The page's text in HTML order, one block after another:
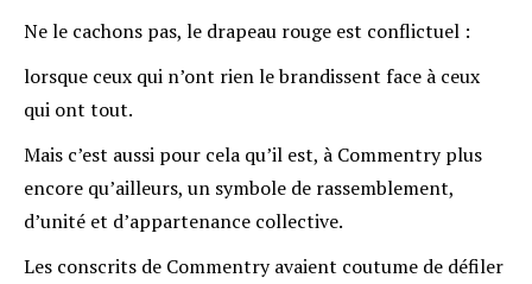
Ne le cachons pas, le drapeau rouge est conflictuel :
lorsque ceux qui n’ont rien le brandissent face à ceux
qui ont tout.
Mais c’est aussi pour cela qu’il est, à Commentry plus
encore qu’ailleurs, un symbole de rassemblement,
d’unité et d’appartenance collective.
Les conscrits de Commentry avaient coutume de défiler